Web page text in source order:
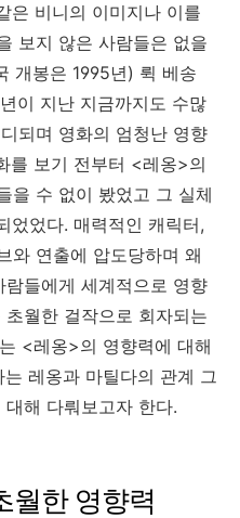
은 비니의 이미지나 이를
보지 않은 사람들은 없을
개봉은 1995년) 뤽 베송
이 지난 지금까지도 수많
되며 영화의 엄청난 영향
를 보기 전부터 <레옹>의
을 수 없이 봤었고 그 실체
었었다. 매력적인 캐릭터,
와 연출에 압도당하며 왜
들에게 세계적으로 영향
월한 걸작으로 회자되는
<레옹>의 영향력에 대해
레옹과 마틸다의 관계 그
해 다뤄보고자 한다.
월한 영향력